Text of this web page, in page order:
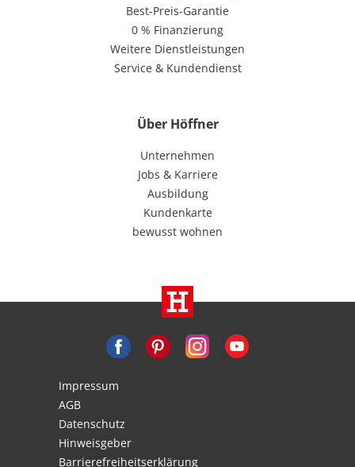
Best-Preis-Garantie
0 % Finanzierung
Weitere Dienstleistungen
Service & Kundendienst
Über Höffner
Unternehmen
Jobs & Karriere
Ausbildung
Kundenkarte
bewusst wohnen
Impressum
AGB
Datenschutz
Hinweisgeber
Barrierefreiheitserklärung